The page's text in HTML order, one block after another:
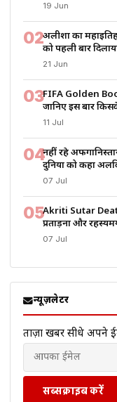
19 Jun
02अलीशा का
को पहली बार
21 Jun
03FIFA Golden
जानिए इस बार
11 Jul
04नहीं रहे
दुनिया को कहा
07 Jul
05Akriti Sutar
प्रताड़ना और
07 Jul
न्यूज़लेटर
ताज़ा खबरें सीधे अपने
सब्सक्राइब करें